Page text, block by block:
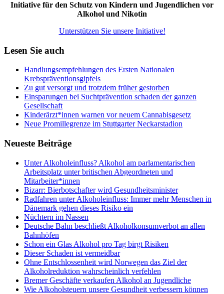
Initiative für den Schutz von Kindern und Jugendlichen vor
Alkohol und Nikotin
Unterstützen Sie unsere Initiative!
Lesen Sie auch
Handlungsempfehlungen des Ersten Nationalen
Krebspräventionsgipfels
Zu gut versorgt und trotzdem früher gestorben
Einsparungen bei Suchtprävention schaden der ganzen
Gesellschaft
Kinderärzt*innen warnen vor neuem Cannabisgesetz
Neue Promillegrenze im Stuttgarter Neckarstadion
Neueste Beiträge
Unter Alkoholeinfluss? Alkohol am parlamentarischen
Arbeitsplatz unter britischen Abgeordneten und
Mitarbeiter*innen
Bizarr: Bierbotschafter wird Gesundheitsminister
Radfahren unter Alkoholeinfluss: Immer mehr Menschen in
Dänemark gehen dieses Risiko ein
Nüchtern im Nassen
Deutsche Bahn beschließt Alkoholkonsumverbot an allen
Bahnhöfen
Schon ein Glas Alkohol pro Tag birgt Risiken
Dieser Schaden ist vermeidbar
Ohne Entschlossenheit wird Norwegen das Ziel der
Alkoholreduktion wahrscheinlich verfehlen
Bremer Geschäfte verkaufen Alkohol an Jugendliche
Wie Alkoholsteuern unsere Gesundheit verbessern können